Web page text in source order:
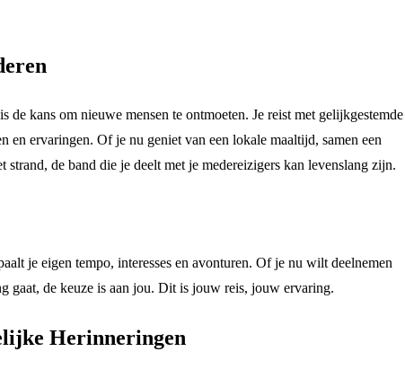
de kans om nieuwe mensen te ontmoeten. Je reist met gelijkgestemde
ervaringen. Of je nu geniet van een lokale maaltijd, samen een
de band die je deelt met je medereizigers kan levenslang zijn.
je eigen tempo, interesses en avonturen. Of je nu wilt deelnemen
gaat, de keuze is aan jou. Dit is jouw reis, jouw ervaring.
Herinneringen